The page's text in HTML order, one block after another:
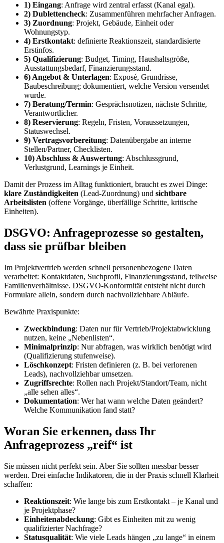
1) Eingang: Anfrage wird zentral erfasst (Kanal egal).
2) Dublettencheck: Zusammenführen mehrfacher Anfragen.
3) Zuordnung: Projekt, Gebäude, Einheit oder
Wohnungstyp.
4) Erstkontakt: definierte Reaktionszeit, standardisierte
Erstinfos.
5) Qualifizierung: Budget, Timing, Haushaltsgröße,
Ausstattungsbedarf, Finanzierungsstand.
6) Angebot & Unterlagen: Exposé, Grundrisse,
Baubeschreibung; dokumentiert, welche Version versendet
wurde.
7) Beratung/Termin: Gesprächsnotizen, nächste Schritte,
Verantwortlicher.
8) Reservierung: Regeln, Fristen, Voraussetzungen,
Statuswechsel.
9) Vertragsvorbereitung: Datenübergabe an interne
Stellen/Partner, Checklisten.
10) Abschluss & Auswertung: Abschlussgrund,
Verlustgrund, Learnings je Einheit.
Damit der Prozess im Alltag funktioniert, braucht es zwei Dinge:
klare Zuständigkeiten (Lead-Zuordnung) und sichtbare
Arbeitslisten (offene Vorgänge, überfällige Schritte, kritische
Einheiten).
DSGVO: Anfrageprozesse so gestalten,
dass sie prüfbar bleiben
Im Projektvertrieb werden schnell personenbezogene Daten
verarbeitet: Kontaktdaten, Suchprofil, Finanzierungsstand, teilweise
Familienverhältnisse. DSGVO-Konformität entsteht nicht durch
Formulare allein, sondern durch nachvollziehbare Abläufe.
Bewährte Praxispunkte:
Zweckbindung: Daten nur für Vertrieb/Projektabwicklung
nutzen, keine „Nebenlisten“.
Minimalprinzip: Nur abfragen, was wirklich benötigt wird
(Qualifizierung stufenweise).
Löschkonzept: Fristen definieren (z. B. bei verlorenen
Leads), nachvollziehbar umsetzen.
Zugriffsrechte: Rollen nach Projekt/Standort/Team, nicht
„alle sehen alles“.
Dokumentation: Wer hat wann welche Daten geändert?
Welche Kommunikation fand statt?
Woran Sie erkennen, dass Ihr
Anfrageprozess „reif“ ist
Sie müssen nicht perfekt sein. Aber Sie sollten messbar besser
werden. Drei einfache Indikatoren, die in der Praxis schnell Klarheit
schaffen:
Reaktionszeit: Wie lange bis zum Erstkontakt – je Kanal und
je Projektphase?
Einheitenabdeckung: Gibt es Einheiten mit zu wenig
qualifizierter Nachfrage?
Statusqualität: Wie viele Leads hängen „zu lange“ in einem